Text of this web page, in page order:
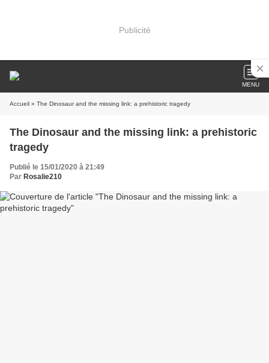
Publicité
MENU
Accueil » The Dinosaur and the missing link: a prehistoric tragedy
The Dinosaur and the missing link: a prehistoric
tragedy
Publié le 15/01/2020 à 21:49
Par Rosalie210